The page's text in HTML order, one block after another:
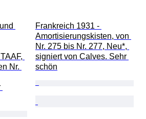
Nr.
Frankreich 1931 -
Amortisierungskisten, von
Nr. 275 bis Nr. 277, Neu*,
signiert von Calves. Sehr
schön